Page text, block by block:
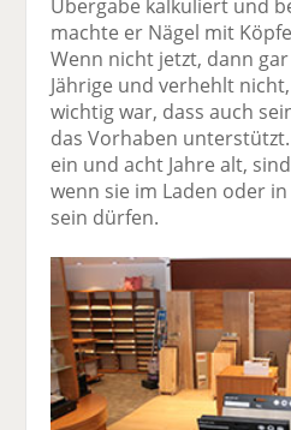
Übergabe kalkuliert und
machte er Nägel mit
Wenn nicht jetzt, dann
Jährige und verhehlt
wichtig war, dass auch
das Vorhaben
ein und acht Jahre alt,
wenn sie im Laden oder
sein dürfen.